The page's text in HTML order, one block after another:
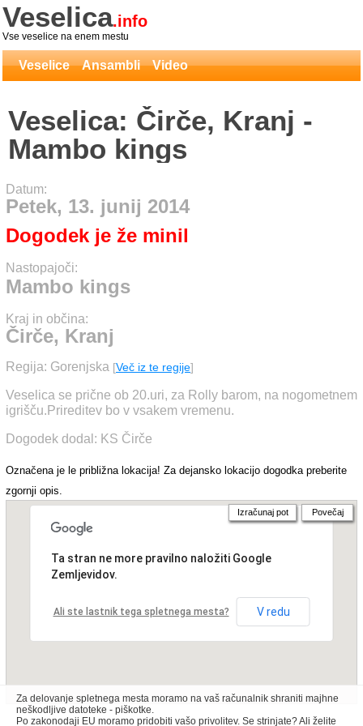
Veselica.info
Vse veselice na enem mestu
Veselice Ansambli Video
Veselica: Čirče, Kranj -
Mambo kings
Datum:
Petek, 13. junij 2014
Dogodek je že minil
Nastopajoči:
Mambo kings
Kraj in občina:
Čirče, Kranj
Regija: Gorenjska [Več iz te regije]
Veselica se prične ob 20.uri, za Rolly barom, na nogometnem
igrišču.Prireditev bo v vsakem vremenu.
Dogodek dodal: KS Čirče
Označena je le približna lokacija! Za dejansko lokacijo dogodka preberite
zgornji opis.
Ta stran ne more pravilno naložiti Google
Zemljevidov.
Ali ste lastnik tega spletnega mesta? V redu
Izračunaj pot Povečaj
Za delovanje spletnega mesta moramo na vaš računalnik shraniti majhne
neškodljive datoteke - piškotke.
Po zakonodaji EU moramo pridobiti vašo privolitev. Se strinjate? Ali želite